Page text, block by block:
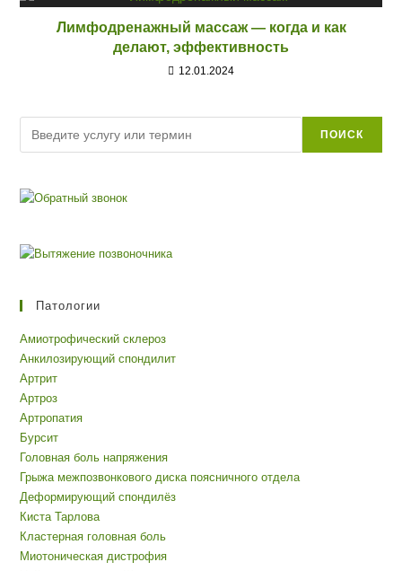
Лимфодренажный массаж — когда и как
делают, эффективность
12.01.2024
ПОИСК
Патологии
Амиотрофический склероз
Анкилозирующий спондилит
Артрит
Артроз
Артропатия
Бурсит
Головная боль напряжения
Грыжа межпозвонкового диска поясничного отдела
Деформирующий спондилёз
Киста Тарлова
Кластерная головная боль
Миотоническая дистрофия